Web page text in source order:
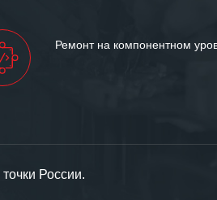
Ремонт на компонентном
России.